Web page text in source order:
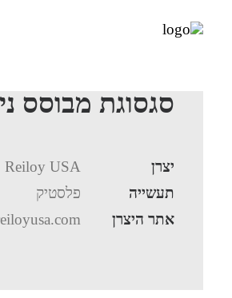
סגסוגת מבוסס
יצרן
Reiloy USA
תעשייה
פלסטיק
אתר היצרן